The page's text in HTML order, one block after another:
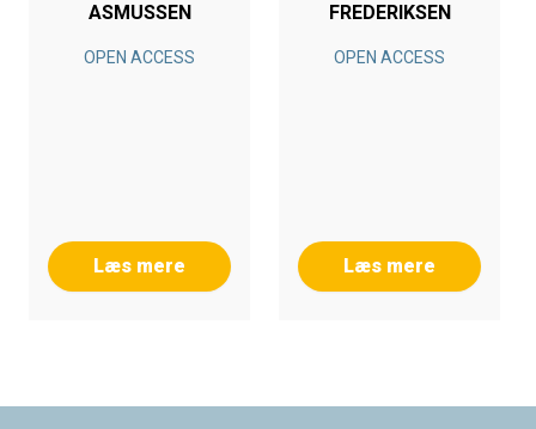
ASMUSSEN
OPEN ACCESS
Læs mere
FREDERIKSEN
OPEN ACCESS
Læs mere